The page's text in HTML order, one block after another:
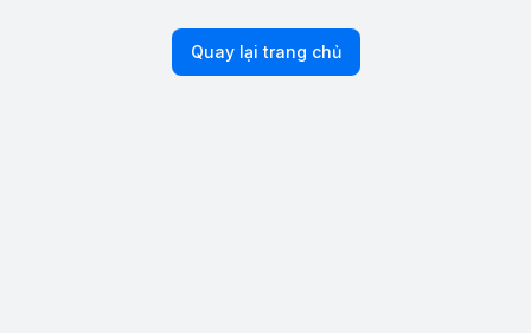
Quay lại trang chủ